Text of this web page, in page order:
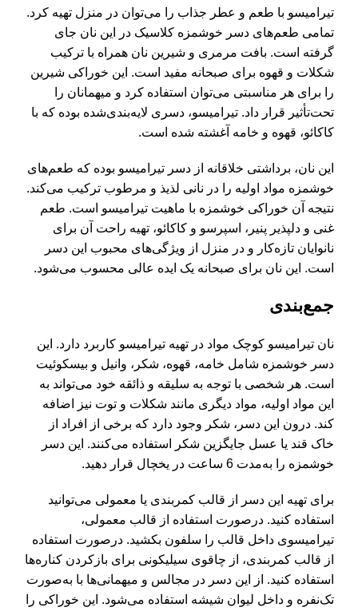
تیرامیسو با طعم و عطر جذاب را می‌توان در منزل تهیه کرد.
تمامی طعم‌های دسر خوشمزه کلاسیک در این نان جای
گرفته است. بافت مرمری و شیرین نان همراه با ترکیب
شکلات و قهوه برای صبحانه مفید است. این خوراکی شیرین
را برای هر مناسبتی می‌توان استفاده کرد و میهمانان را
تحت‌تأ‌ثیر قرار داد. تیرامیسو، دسری لایه‌بندی‌شده بوده که با
کاکائو، قهوه و خامه آغشته شده است.
این نان، برداشتی خلاقانه از دسر تیرامیسو بوده که طعم‌های
خوشمزه مواد اولیه را در نانی لذیذ و مرطوب ترکیب می‌کند.
نتیجه آن خوراکی خوشمزه با ماهیت تیرامیسو است. طعم
غنی و دلپذیر پنیر، اسپرسو و کاکائو، تهیه راحت آن برای
نانوایان تازه‌کار و در منزل از ویژگی‌های محبوب این دسر
است. این نان برای صبحانه یک ایده عالی محسوب می‌شود.
جمع‌بندی
نان تیرامیسو کوچک مواد در تهیه تیرامیسو کاربرد دارد. این
دسر خوشمزه شامل خامه، قهوه، شکر، وانیل و بیسکوئیت
است. هر شخصی با توجه به سلیقه و ذائقه خود می‌تواند به
این مواد اولیه، مواد دیگری مانند شکلات و توت نیز اضافه
کند. درون این دسر، شکر وجود دارد که برخی از افراد از
خاک قند یا عسل جایگزین شکر استفاده می‌کنند. این دسر
خوشمزه را به‌مدت 6 ساعت در یخچال قرار دهید.
برای تهیه این دسر از قالب کمربندی یا معمولی می‌توانید
استفاده کنید. درصورت استفاده از قالب معمولی،
تیرامیسوی داخل قالب را سلفون بکشید. درصورت استفاده
از قالب کمربندی، از چاقوی سیلیکونی برای بازکردن کناره‌ها
استفاده کنید. از این دسر در مجالس و میهمانی‌ها با به‌صورت
تک‌نفره و داخل لیوان شیشه استفاده می‌شود. این خوراکی را